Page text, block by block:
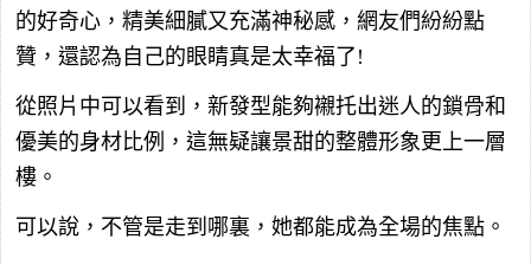
的好奇心，精美細膩又充滿神秘感，網友們紛紛點
贊，還認為自己的眼睛真是太幸福了!
從照片中可以看到，新發型能夠襯托出迷人的鎖骨和
優美的身材比例，這無疑讓景甜的整體形象更上一層
樓。
可以說，不管是走到哪裏，她都能成為全場的焦點。